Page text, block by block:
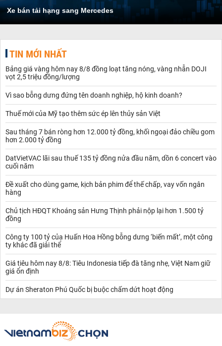
Xe bán tải hạng sang Mercedes
TIN MỚI NHẤT
Bảng giá vàng hôm nay 8/8 đồng loạt tăng nóng, vàng nhẫn DOJI
vọt 2,5 triệu đồng/lượng
Vì sao bỗng dưng đứng tên doanh nghiệp, hộ kinh doanh?
Thuế mới của Mỹ tạo thêm sức ép lên thủy sản Việt
Sau tháng 7 bán ròng hơn 12.000 tỷ đồng, khối ngoại đảo chiều gom
hơn 2.000 tỷ đồng
DatVietVAC lãi sau thuế 135 tỷ đồng nửa đầu năm, dồn 6 concert vào
cuối năm
Đề xuất cho dùng game, kịch bản phim để thế chấp, vay vốn ngân
hàng
Chủ tịch HĐQT Khoáng sản Hưng Thịnh phải nộp lại hơn 1.500 tỷ
đồng
Công ty 100 tỷ của Huấn Hoa Hồng bỗng dưng ‘biến mất’, một công
ty khác đã giải thể
Giá tiêu hôm nay 8/8: Tiêu Indonesia tiếp đà tăng nhẹ, Việt Nam giữ
giá ổn định
Dự án Sheraton Phú Quốc bị buộc chấm dứt hoạt động